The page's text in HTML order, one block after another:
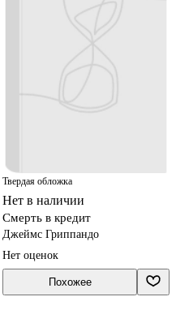
Твердая обложка
Нет в наличии
Смерть в кредит
Джеймс Гриппандо
Нет оценок
Похожее